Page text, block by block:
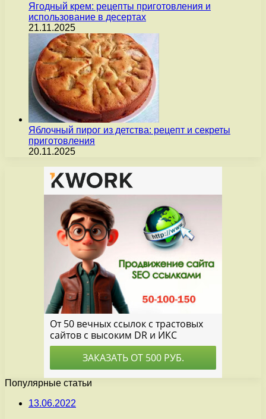
Ягодный крем: рецепты приготовления и
использование в десертах
21.11.2025
Яблочный пирог из детства: рецепт и секреты
приготовления
20.11.2025
Популярные статьи
13.06.2022